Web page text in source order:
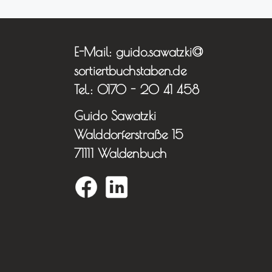
E-Mail: guido.sawatzki@
sortiertbuchstaben.de
Tel.: 0170 - 20 41 458
Guido Sawatzki
Walddorferstraße 15
71111 Waldenbuch